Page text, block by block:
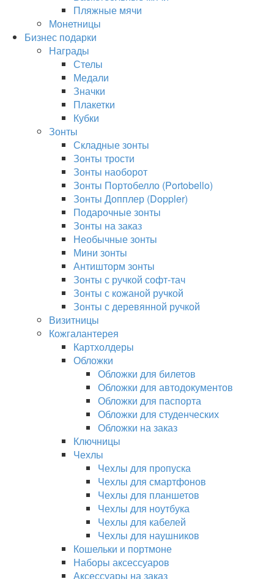
Пляжные мячи
Монетницы
Бизнес подарки
Награды
Стелы
Медали
Значки
Плакетки
Кубки
Зонты
Складные зонты
Зонты трости
Зонты наоборот
Зонты Портобелло (Portobello)
Зонты Допплер (Doppler)
Подарочные зонты
Зонты на заказ
Необычные зонты
Мини зонты
Антишторм зонты
Зонты с ручкой софт-тач
Зонты с кожаной ручкой
Зонты с деревянной ручкой
Визитницы
Кожгалантерея
Картхолдеры
Обложки
Обложки для билетов
Обложки для автодокументов
Обложки для паспорта
Обложки для студенческих
Обложки на заказ
Ключницы
Чехлы
Чехлы для пропуска
Чехлы для смартфонов
Чехлы для планшетов
Чехлы для ноутбука
Чехлы для кабелей
Чехлы для наушников
Кошельки и портмоне
Наборы аксессуаров
Аксессуары на заказ